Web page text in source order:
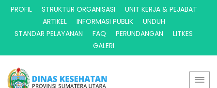
PROFIL STRUKTUR ORGANISASI
UNIT KERJA & PEJABAT
ARTIKEL
INFORMASI PUBLIK
UNDUH
STANDAR PELAYANAN
FAQ PERUNDANGAN
LITKES
GALERI